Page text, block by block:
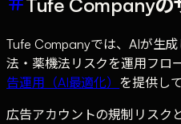
Tufe Companyの
Tufe Companyでは、AIが生
法・薬機法リスクを運用フロ
告運用（AI最適化） を提供し
広告アカウントの規制リスク